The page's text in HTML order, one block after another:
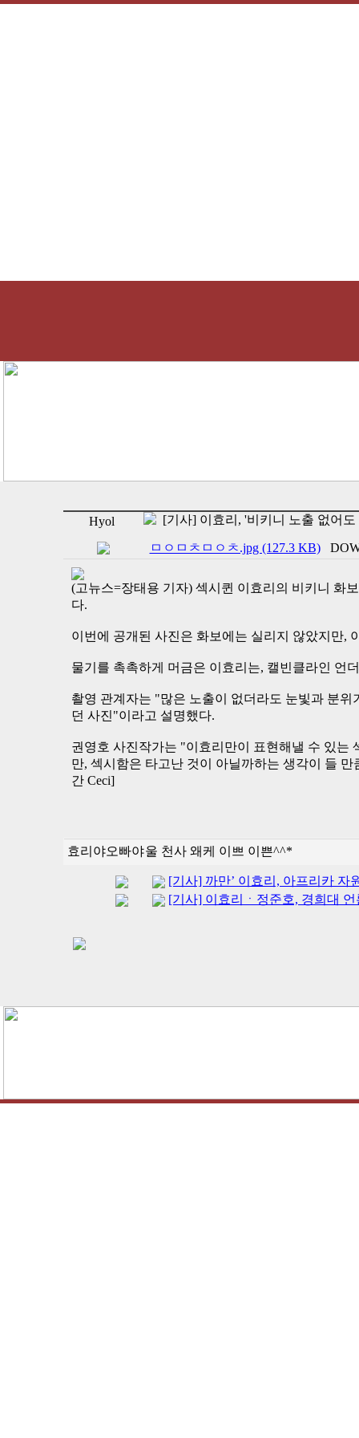
Hyol [기사] 이효리, '비키니 노출 없어도
ㅁㅇㅁㅊㅁㅇㅊ.jpg (127.3 KB)
(고뉴스=장태용 기자) 섹시퀸 이효리의 비키니 화
다.
이번에 공개된 사진은 화보에는 실리지 않았지만,
물기를 촉촉하게 머금은 이효리는, 캘빈클라인 언
촬영 관계자는 "많은 노출이 없더라도 눈빛과 분
던 사진"이라고 설명했다.
권영호 사진작가는 "이효리만이 표현해낼 수 있는
만, 섹시함은 타고난 것이 아닐까하는 생각이 들
간 Ceci]
효리야오빠야울 천사 왜케 이쁘 이쁜^^*
[기사] 까만’ 이효리, 아프리카 자
[기사] 이효리ㆍ정준호, 경희대